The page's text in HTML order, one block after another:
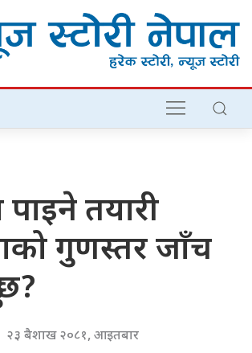
तयारी
गुणस्तर जाँच
२३ बैशाख २०८१, आइतबार